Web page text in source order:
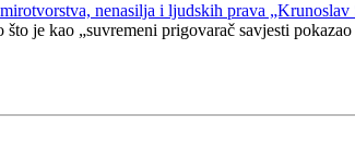
nenasilja i ljudskih prava „Krunoslav
je kao „suvremeni prigovarač savjesti